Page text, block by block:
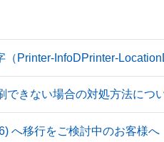
（Printer-InfoDPrinter-
できない場合の対処方法につ
へ移行をご検討中のお客様へ